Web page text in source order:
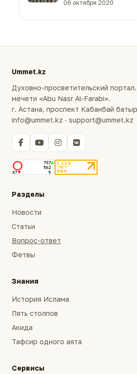
06 октября 2020
Ummet.kz
Духовно-просветительский
мечети «Abu Nasr Al-Farabi».
г. Астана, проспект Кабанбай
info@ummet.kz · support@ummet.kz
Разделы
Новости
Статьи
Вопрос-ответ
Фетвы
Знания
История Ислама
Пять столпов
Акида
Тафсир одного аята
Сервисы